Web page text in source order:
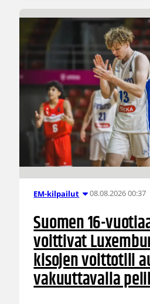
EM-kilpailut 08.08.2026 00:37
Suomen 16-
voittivat
kisojen voittotili
vakuuttavalla